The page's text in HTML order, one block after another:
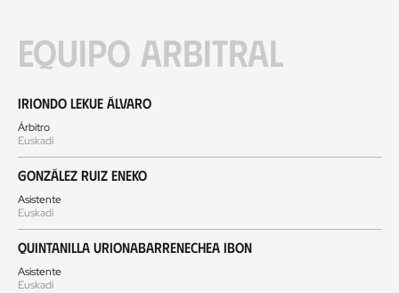
Equipo arbitral
Iriondo Lekue Álvaro
Árbitro
Euskadi
González Ruiz Eneko
Asistente
Euskadi
Quintanilla Urionabarrenechea Ibon
Asistente
Euskadi